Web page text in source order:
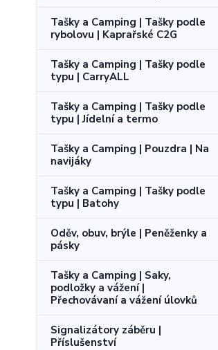
Tašky a Camping | Tašky podle
rybolovu | Kaprařské C2G
Tašky a Camping | Tašky podle
typu | CarryALL
Tašky a Camping | Tašky podle
typu | Jídelní a termo
Tašky a Camping | Pouzdra | Na
navijáky
Tašky a Camping | Tašky podle
typu | Batohy
Oděv, obuv, brýle | Peněženky a
pásky
Tašky a Camping | Saky,
podložky a vážení |
Přechovávaní a vážení úlovků
Signalizátory záběru |
Příslušenství